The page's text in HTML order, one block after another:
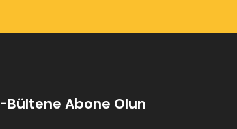
Bültene Abone Olun